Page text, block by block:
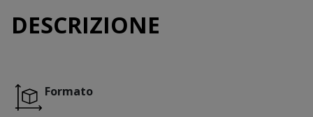
DESCRIZIONE
Formato